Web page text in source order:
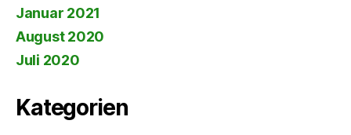
Januar 2021
August 2020
Juli 2020
Kategorien